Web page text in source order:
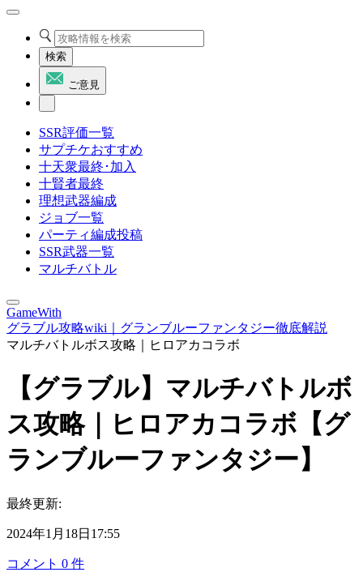
検索
ご意見
SSR評価一覧
サプチケおすすめ
十天衆最終･加入
十賢者最終
理想武器編成
ジョブ一覧
パーティ編成投稿
SSR武器一覧
マルチバトル
GameWith
グラブル攻略wiki｜グランブルーファンタジー徹底解説
マルチバトルボス攻略｜ヒロアカコラボ
【グラブル】マルチバトルボ
ス攻略｜ヒロアカコラボ【グ
ランブルーファンタジー】
最終更新:
2024年1月18日17:55
コメント 0 件